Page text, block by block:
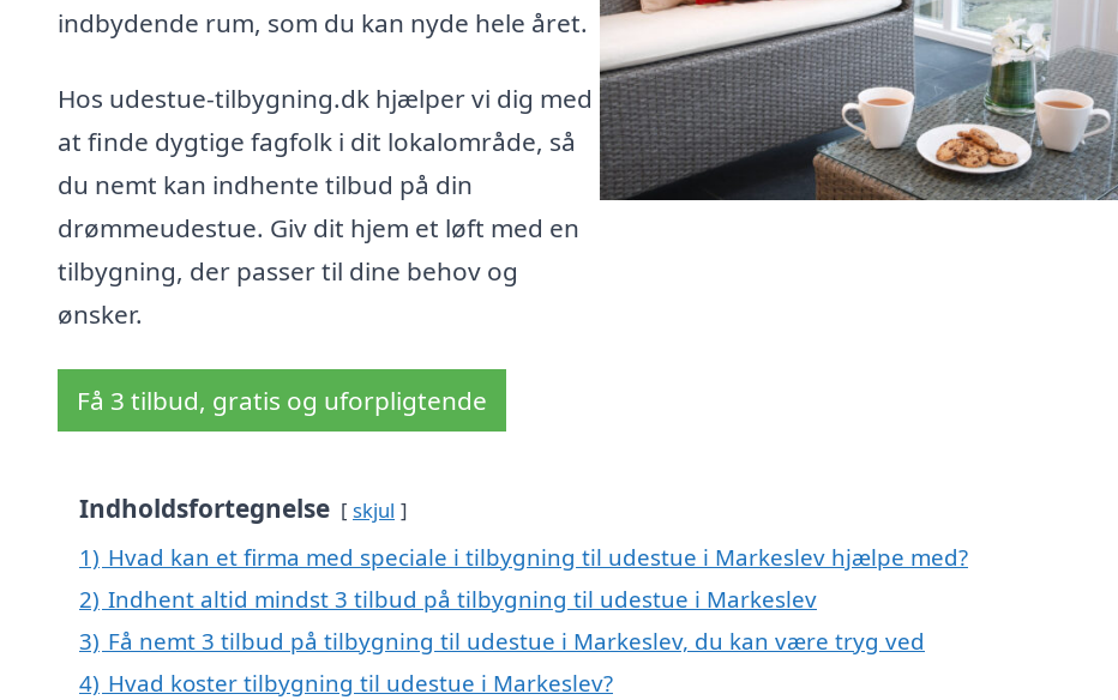
indbydende rum, som du kan nyde hele året.
Hos udestue-tilbygning.dk hjælper vi dig med
at finde dygtige fagfolk i dit lokalområde, så
du nemt kan indhente tilbud på din
drømmeudestue. Giv dit hjem et løft med en
tilbygning, der passer til dine behov og
ønsker.
Få 3 tilbud, gratis og uforpligtende
Indholdsfortegnelse skjul
1) Hvad kan et firma med speciale i tilbygning til udestue i Markeslev hjælpe med?
2) Indhent altid mindst 3 tilbud på tilbygning til udestue i Markeslev
3) Få nemt 3 tilbud på tilbygning til udestue i Markeslev, du kan være tryg ved
4) Hvad koster tilbygning til udestue i Markeslev?